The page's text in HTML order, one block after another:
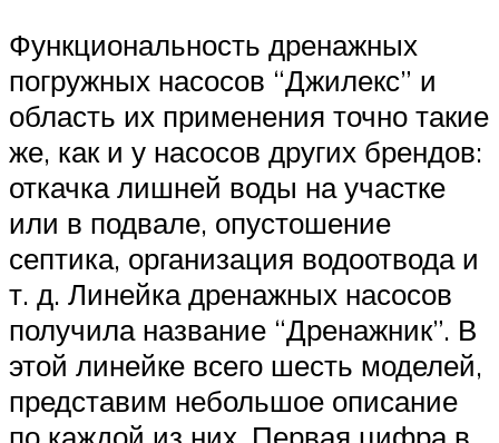
Функциональность дренажных
погружных насосов “Джилекс” и
область их применения точно такие
же, как и у насосов других брендов:
откачка лишней воды на участке
или в подвале, опустошение
септика, организация водоотвода и
т. д. Линейка дренажных насосов
получила название “Дренажник”. В
этой линейке всего шесть моделей,
представим небольшое описание